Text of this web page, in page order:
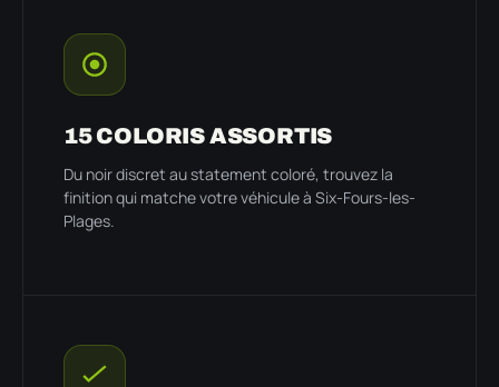
15 COLORIS ASSORTIS
Du noir discret au statement coloré, trouvez la
finition qui matche votre véhicule à Six-Fours-les-
Plages.